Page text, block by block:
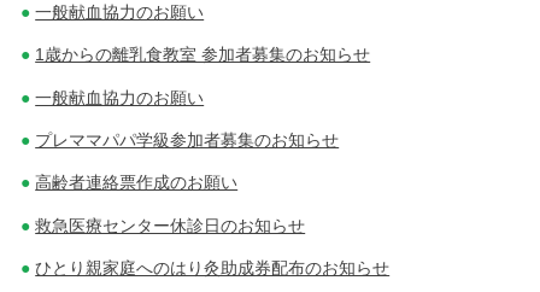
一般献血協力のお願い
1歳からの離乳食教室 参加者募集のお知らせ
一般献血協力のお願い
プレママパパ学級参加者募集のお知らせ
高齢者連絡票作成のお願い
救急医療センター休診日のお知らせ
ひとり親家庭へのはり灸助成券配布のお知らせ